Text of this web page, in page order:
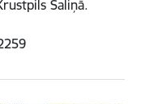
Saliņā.